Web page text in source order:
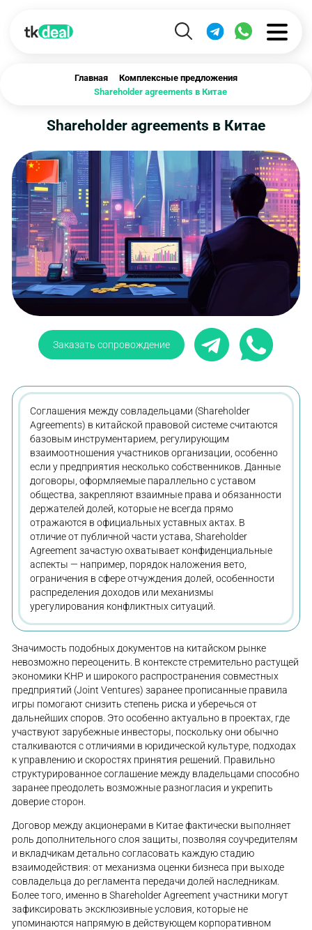
Главная
Комплексные предложения
Shareholder agreements в Китае
Shareholder agreements в Китае
Заказать сопровождение
Соглашения между совладельцами (Shareholder
Agreements) в китайской правовой системе считаются
базовым инструментарием, регулирующим
взаимоотношения участников организации, особенно
если у предприятия несколько собственников. Данные
договоры, оформляемые параллельно с уставом
общества, закрепляют взаимные права и обязанности
держателей долей, которые не всегда прямо
отражаются в официальных уставных актах. В
отличие от публичной части устава, Shareholder
Agreement зачастую охватывает конфиденциальные
аспекты — например, порядок наложения вето,
ограничения в сфере отчуждения долей, особенности
распределения доходов или механизмы
урегулирования конфликтных ситуаций.
Значимость подобных документов на китайском рынке
невозможно переоценить. В контексте стремительно растущей
экономики КНР и широкого распространения совместных
предприятий (Joint Ventures) заранее прописанные правила
игры помогают снизить степень риска и уберечься от
дальнейших споров. Это особенно актуально в проектах, где
участвуют зарубежные инвесторы, поскольку они обычно
сталкиваются с отличиями в юридической культуре, подходах
к управлению и скоростях принятия решений. Правильно
структурированное соглашение между владельцами способно
заранее преодолеть возможные разногласия и укрепить
доверие сторон.
Договор между акционерами в Китае фактически выполняет
роль дополнительного слоя защиты, позволяя соучредителям
и вкладчикам детально согласовать каждую стадию
взаимодействия: от механизма оценки бизнеса при выходе
совладельца до регламента передачи долей наследникам.
Более того, именно в Shareholder Agreement участники могут
зафиксировать эксклюзивные условия, которые не
упоминаются напрямую в действующем корпоративном